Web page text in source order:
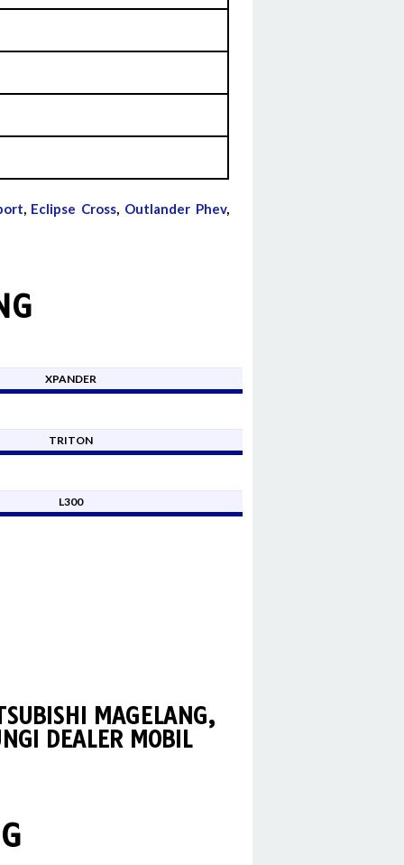
Eclipse Cross Outlander Phev,
XPANDER
TRITON
L300
MAGELANG,
DEALER MOBIL